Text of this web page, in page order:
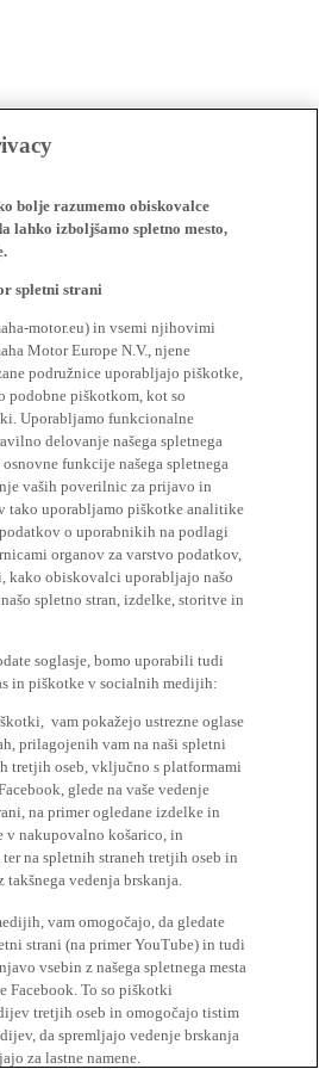
bolje razumemo obiskovalce
lahko izboljšamo spletno mesto,
spletni strani
motor.eu) in vsemi njihovimi
Motor Europe N.V., njene
podružnice uporabljajo piškotke,
podobne piškotkom, kot so
Uporabljamo funkcionalne
delovanje našega spletnega
funkcije našega spletnega
vaših poverilnic za prijavo in
tako uporabljamo piškotke analitike
o uporabnikih na podlagi
organov za varstvo podatkov,
kako obiskovalci uporabljajo našo
spletno stran, izdelke, storitve in
soglasje, bomo uporabili tudi
in piškotke v socialnih medijih:
vam pokažejo ustrezne oglase
prilagojenih vam na naši spletni
tretjih oseb, vključno s platformami
glede na vaše vedenje
na primer ogledane izdelke in
v nakupovalno košarico, in
na spletnih straneh tretjih oseb in
vedenja brskanja.
vam omogočajo, da gledate
strani (na primer YouTube) in tudi
vsebin z našega spletnega mesta
Facebook. To so piškotki
tretjih oseb in omogočajo tistim
da spremljajo vedenje brskanja
za lastne namene.